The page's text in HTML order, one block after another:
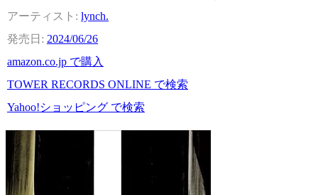
lynch.
2024/06/26
amazon.co.jp で購入
TOWER RECORDS ONLINE で検索
Yahoo!ショッピング で検索